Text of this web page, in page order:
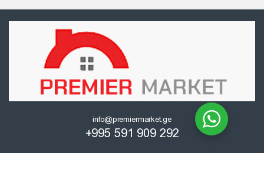
info@premiermarket.ge
+995 591 909 292